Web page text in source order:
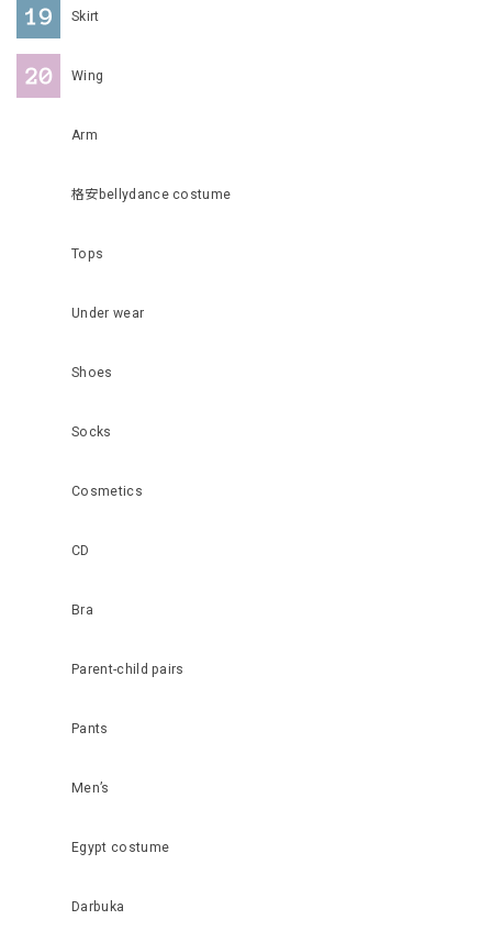
Skirt
Wing
Arm
格安bellydance costume
Tops
Under wear
Shoes
Socks
Cosmetics
CD
Bra
Parent-child pairs
Pants
Men’s
Egypt costume
Darbuka